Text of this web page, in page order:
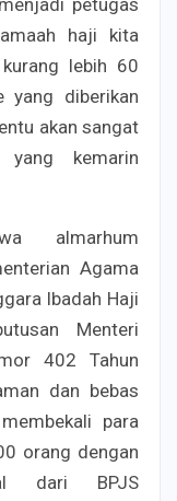
petugas
haji kita
lebih 60
yang diberikan
akan sangat
yang kemarin
almarhum
Agama
Ibadah Haji
Menteri
402 Tahun
dan bebas
para
orang dengan
dari BPJS